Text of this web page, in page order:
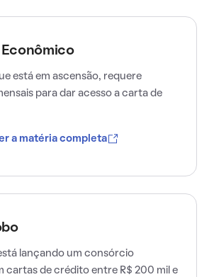
Econômico
está em ascensão, requere
para dar acesso a carta de
a matéria completa
lançando um consórcio
cartas de crédito entre R$ 200 mil e